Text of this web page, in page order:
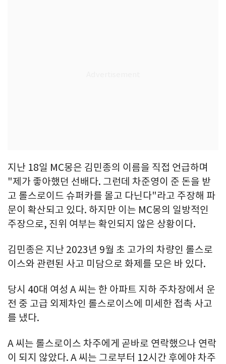
지난 18일 MC몽은 김민종의 이름을 직접 언급하며
"제가 좋아했던 선배다. 그런데 차준영이 준 돈을 받
고 롤스로이드 슈퍼카를 몰고 다닌다"라고 주장해 파
문이 확산되고 있다. 하지만 이는 MC몽의 일방적인
주장으로, 진위 여부는 확인되지 않은 상황이다.
김민종은 지난 2023년 9월 초 고가의 차량인 롤스로
이스와 관련된 사고 미담으로 화제를 모은 바 있다.
당시 40대 여성 A 씨는 한 아파트 지하 주차장에서 운
전 중 고급 외제차인 롤스로이스에 미세한 접촉 사고
를 냈다.
A 씨는 롤스로이스 차주에게 곧바로 연락했으나 연락
이 되지 않았다. A 씨는 그로부터 12시간 후에야 차주